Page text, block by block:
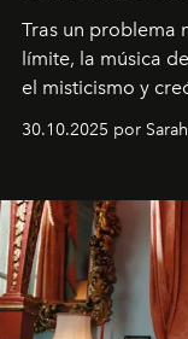
Tras un problema
límite, la música
el misticismo y
30.10.2025 por